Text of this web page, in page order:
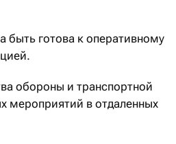
быть готова к оперативному
обороны и транспортной
мероприятий в отдаленных